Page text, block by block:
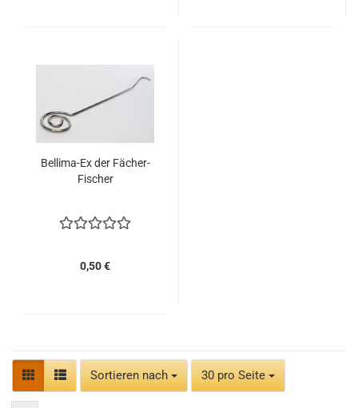
Bellima-Ex der Fächer-
Fischer
0,50 €
Sortieren nach
Sortieren nach 30 pro Seite
pro Seite